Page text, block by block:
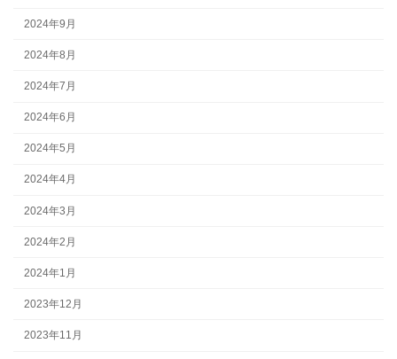
2024年9月
2024年8月
2024年7月
2024年6月
2024年5月
2024年4月
2024年3月
2024年2月
2024年1月
2023年12月
2023年11月